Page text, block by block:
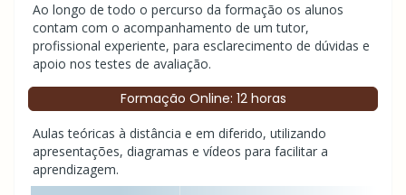
Ao longo de todo o percurso da formação os alunos
contam com o acompanhamento de um tutor,
profissional experiente, para esclarecimento de dúvidas e
apoio nos testes de avaliação.
Formação Online: 12 horas
Aulas teóricas à distância e em diferido, utilizando
apresentações, diagramas e vídeos para facilitar a
aprendizagem.